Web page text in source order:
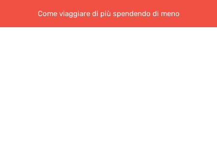
Come viaggiare di più spendendo di meno